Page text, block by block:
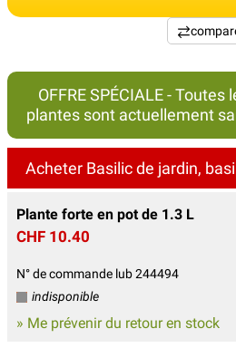
OFFRE SPÉCIALE -
plantes sont actuellement
Acheter Basilic de jardin,
Plante forte en pot de 1.3 L
CHF 10.40
N° de commande lub 244494
indisponible
» Me prévenir du retour en stock